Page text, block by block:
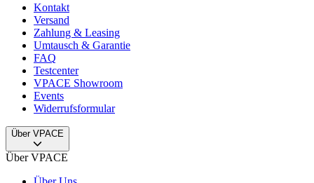
Kontakt
Versand
Zahlung & Leasing
Umtausch & Garantie
FAQ
Testcenter
VPACE Showroom
Events
Widerrufsformular
Über VPACE
Über VPACE